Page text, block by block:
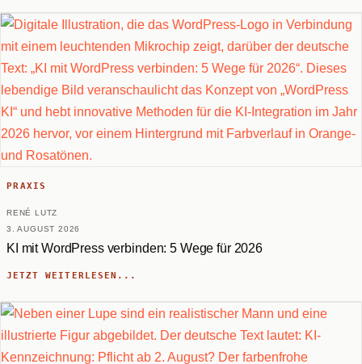
PRAXIS
RENÉ LUTZ
3. AUGUST 2026
KI mit WordPress verbinden: 5 Wege für 2026
JETZT WEITERLESEN...